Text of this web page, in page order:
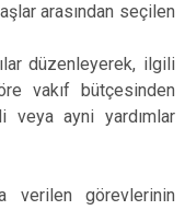
arasından seçilen
düzenleyerek, ilgili
vakıf bütçesinden
veya ayni yardımlar
verilen görevlerinin